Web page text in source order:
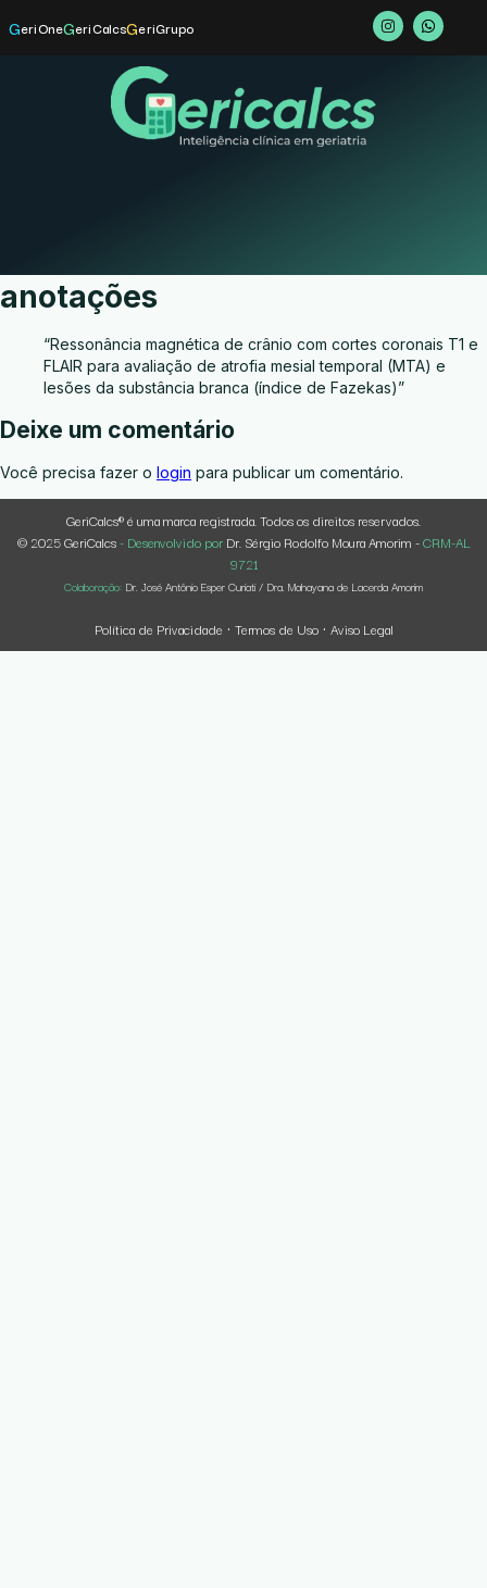
GeriOneGeriCalcsGeriGrupo
anotações
“Ressonância magnética de crânio com cortes coronais T1 e
FLAIR para avaliação de atrofia mesial temporal (MTA) e
lesões da substância branca (índice de Fazekas)”
Deixe um comentário
Você precisa fazer o login para publicar um comentário.
GeriCalcs® é uma marca registrada. Todos os direitos reservados.
© 2025 GeriCalcs- Desenvolvido por Dr. Sérgio Rodolfo Moura Amorim -CRM-AL
9721
Colaboração: Dr. José Antônio Esper Curiati / Dra. Mahayana de Lacerda Amorim
Política de Privacidade · Termos de Uso· Aviso Legal